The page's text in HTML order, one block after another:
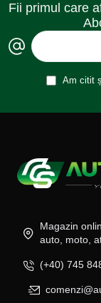
Fii primul care
Am citit
Magazin
auto, moto,
(+40) 745